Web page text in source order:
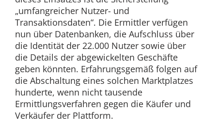
„umfangreicher Nutzer- und
Transaktionsdaten“. Die Ermittler verfügen
nun über Datenbanken, die Aufschluss über
die Identität der 22.000 Nutzer sowie über
die Details der abgewickelten Geschäfte
geben könnten. Erfahrungsgemäß folgen auf
die Abschaltung eines solchen Marktplatzes
hunderte, wenn nicht tausende
Ermittlungsverfahren gegen die Käufer und
Verkäufer der Plattform.